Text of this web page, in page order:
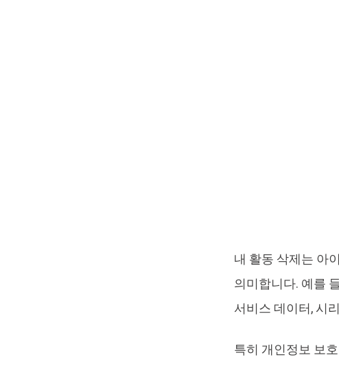
내 활동 삭제는 아
의미합니다. 예를
서비스 데이터, 시
특히 개인정보 보